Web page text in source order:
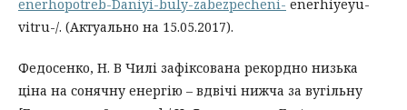
enerhopotreb-Daniyi-buly-zabezpecheni- enerhiyeyu-
vitru-/. (Актуально на 15.05.2017).
Федосенко, Н. В Чилі зафіксована рекордно низька
ціна на сонячну енергію – вдвічі нижча за вугільну